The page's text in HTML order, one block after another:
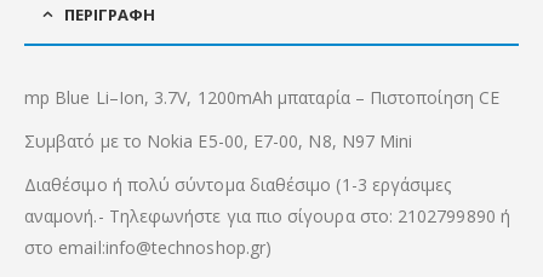
ΠΕΡΙΓΡΑΦΉ
mp Blue Li–Ion, 3.7V, 1200mAh μπαταρία – Πιστοποίηση CE
Συμβατό με το Nokia E5-00, E7-00, N8, N97 Mini
Διαθέσιμο ή πολύ σύντομα διαθέσιμο (1-3 εργάσιμες
αναμονή.- Τηλεφωνήστε για πιο σίγουρα στο: 2102799890 ή
στο email:info@technoshop.gr)